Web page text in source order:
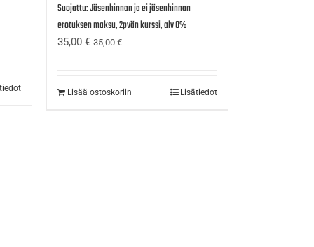
Suojattu: Jäsenhinnan ja ei jäsenhinnan
erotuksen maksu, 2pvän kurssi, alv 0%
35,00 € 35,00 €
Lisää ostoskoriin Lisätiedot